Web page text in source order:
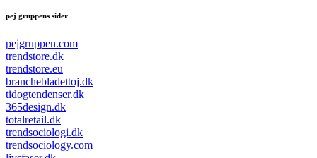
pej gruppens sider
pejgruppen.com
trendstore.dk
trendstore.eu
branchebladettoj.dk
tidogtendenser.dk
365design.dk
totalretail.dk
trendsociologi.dk
trendsociology.com